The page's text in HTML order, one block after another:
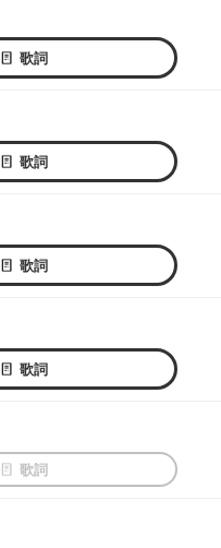
歌詞
歌詞
歌詞
歌詞
歌詞